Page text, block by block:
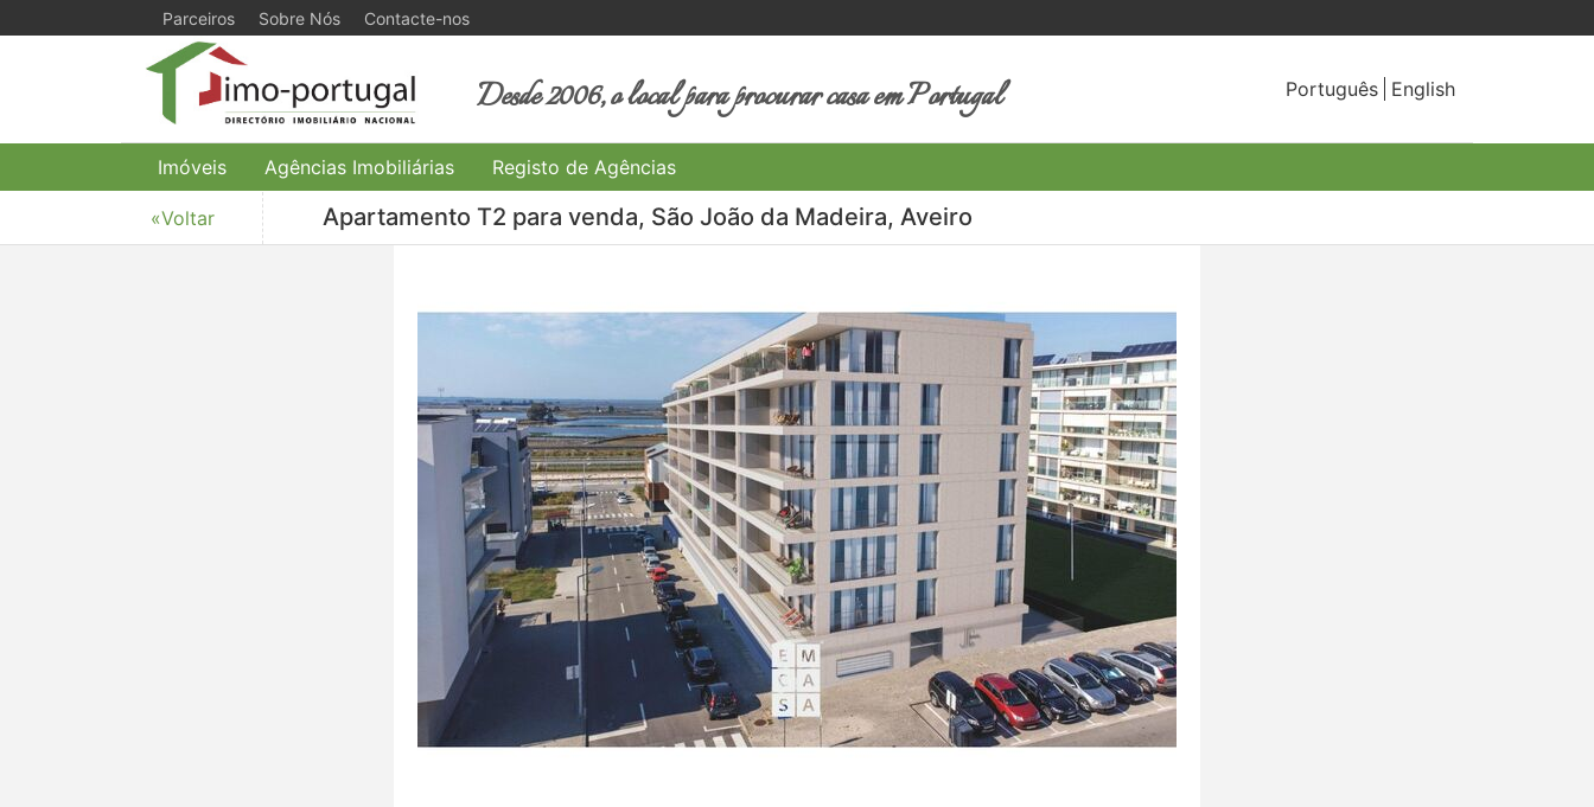
Parceiros Sobre Nós Contacte-nos
Desde 2006, o local para procurar casa em Portugal Português English
Imóveis Agências Imobiliárias Registo de Agências
«Voltar Apartamento T2 para venda, São João da Madeira, Aveiro